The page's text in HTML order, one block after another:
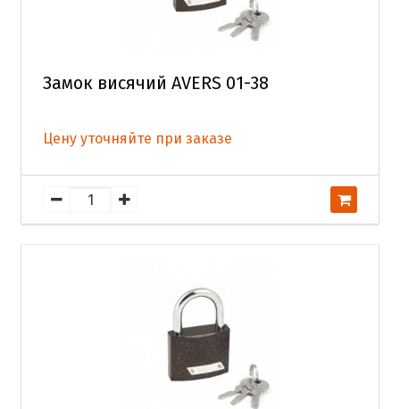
Замок висячий AVERS 01-38
Цену уточняйте при заказе